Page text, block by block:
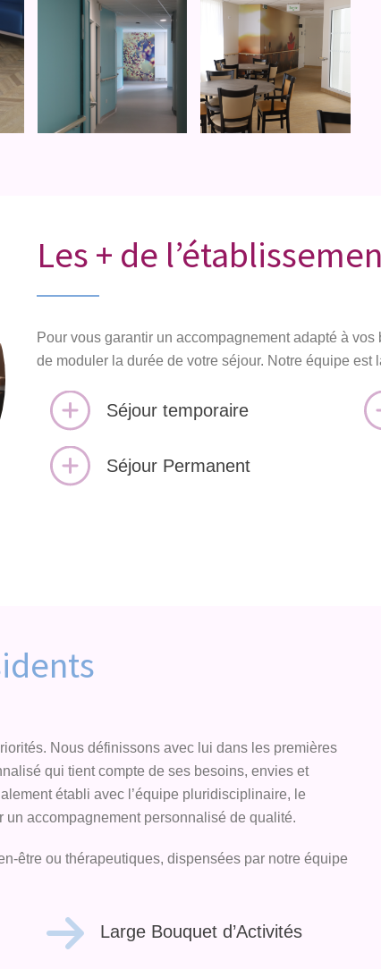
Les + de
Pour vous garantir un accompagnement adapté à
de moduler la durée de votre séjour. Notre équipe
Séjour temporaire
Séjour Permanent
Nous définissons avec lui dans les premières
qui tient compte de ses besoins, envies et
établi avec l’équipe pluridisciplinaire, le
accompagnement personnalisé de qualité.
être ou thérapeutiques, dispensées par notre équipe
Large Bouquet d’Activités